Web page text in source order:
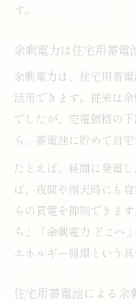
す。
余剰電力は住宅用蓄電
余剰電力は、住宅用蓄
活用できます。従来は
でしたが、売電価格の
ら、蓄電池に貯めて自
たとえば、昼間に発電
ば、夜間や雨天時にも
らの買電を抑制できま
ち」「余剰電力 どこへ
エネルギー循環という
住宅用蓄電池による余